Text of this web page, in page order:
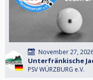
November 27,
Unterfränkische
PSV WÜRZBURG e.V.